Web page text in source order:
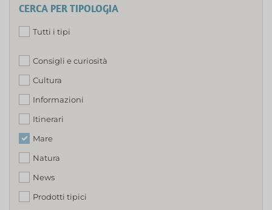
CERCA PER TIPOLOGIA
Tutti i tipi
Consigli e curiosità
Cultura
Informazioni
Itinerari
Mare
Natura
News
Prodotti tipici